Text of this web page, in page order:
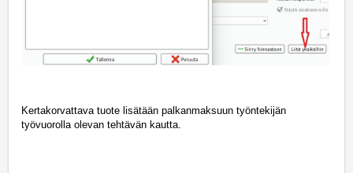
Kertakorvattava tuote lisätään palkanmaksuun työntekijän
työvuorolla olevan tehtävän kautta.